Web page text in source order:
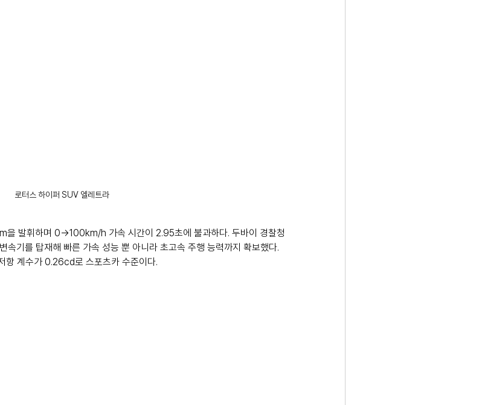
로터스 하이퍼 SUV 엘레트라
을 발휘하며 0→100km/h 가속 시간이 2.95초에 불과하다. 두바이 경찰청
속기를 탑재해 빠른 가속 성능 뿐 아니라 초고속 주행 능력까지 확보했다.
항 계수가 0.26cd로 스포츠카 수준이다.